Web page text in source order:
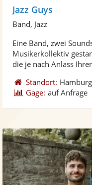
Jazz Guys
Band, Jazz
Eine Band, zwei
Musikerkollektiv
die je nach Anlass
Standort: Hamburg
Gage: auf Anfrage